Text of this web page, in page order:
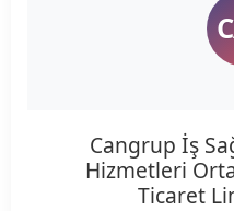
Cangrup İş
Hizmetleri
Ticaret